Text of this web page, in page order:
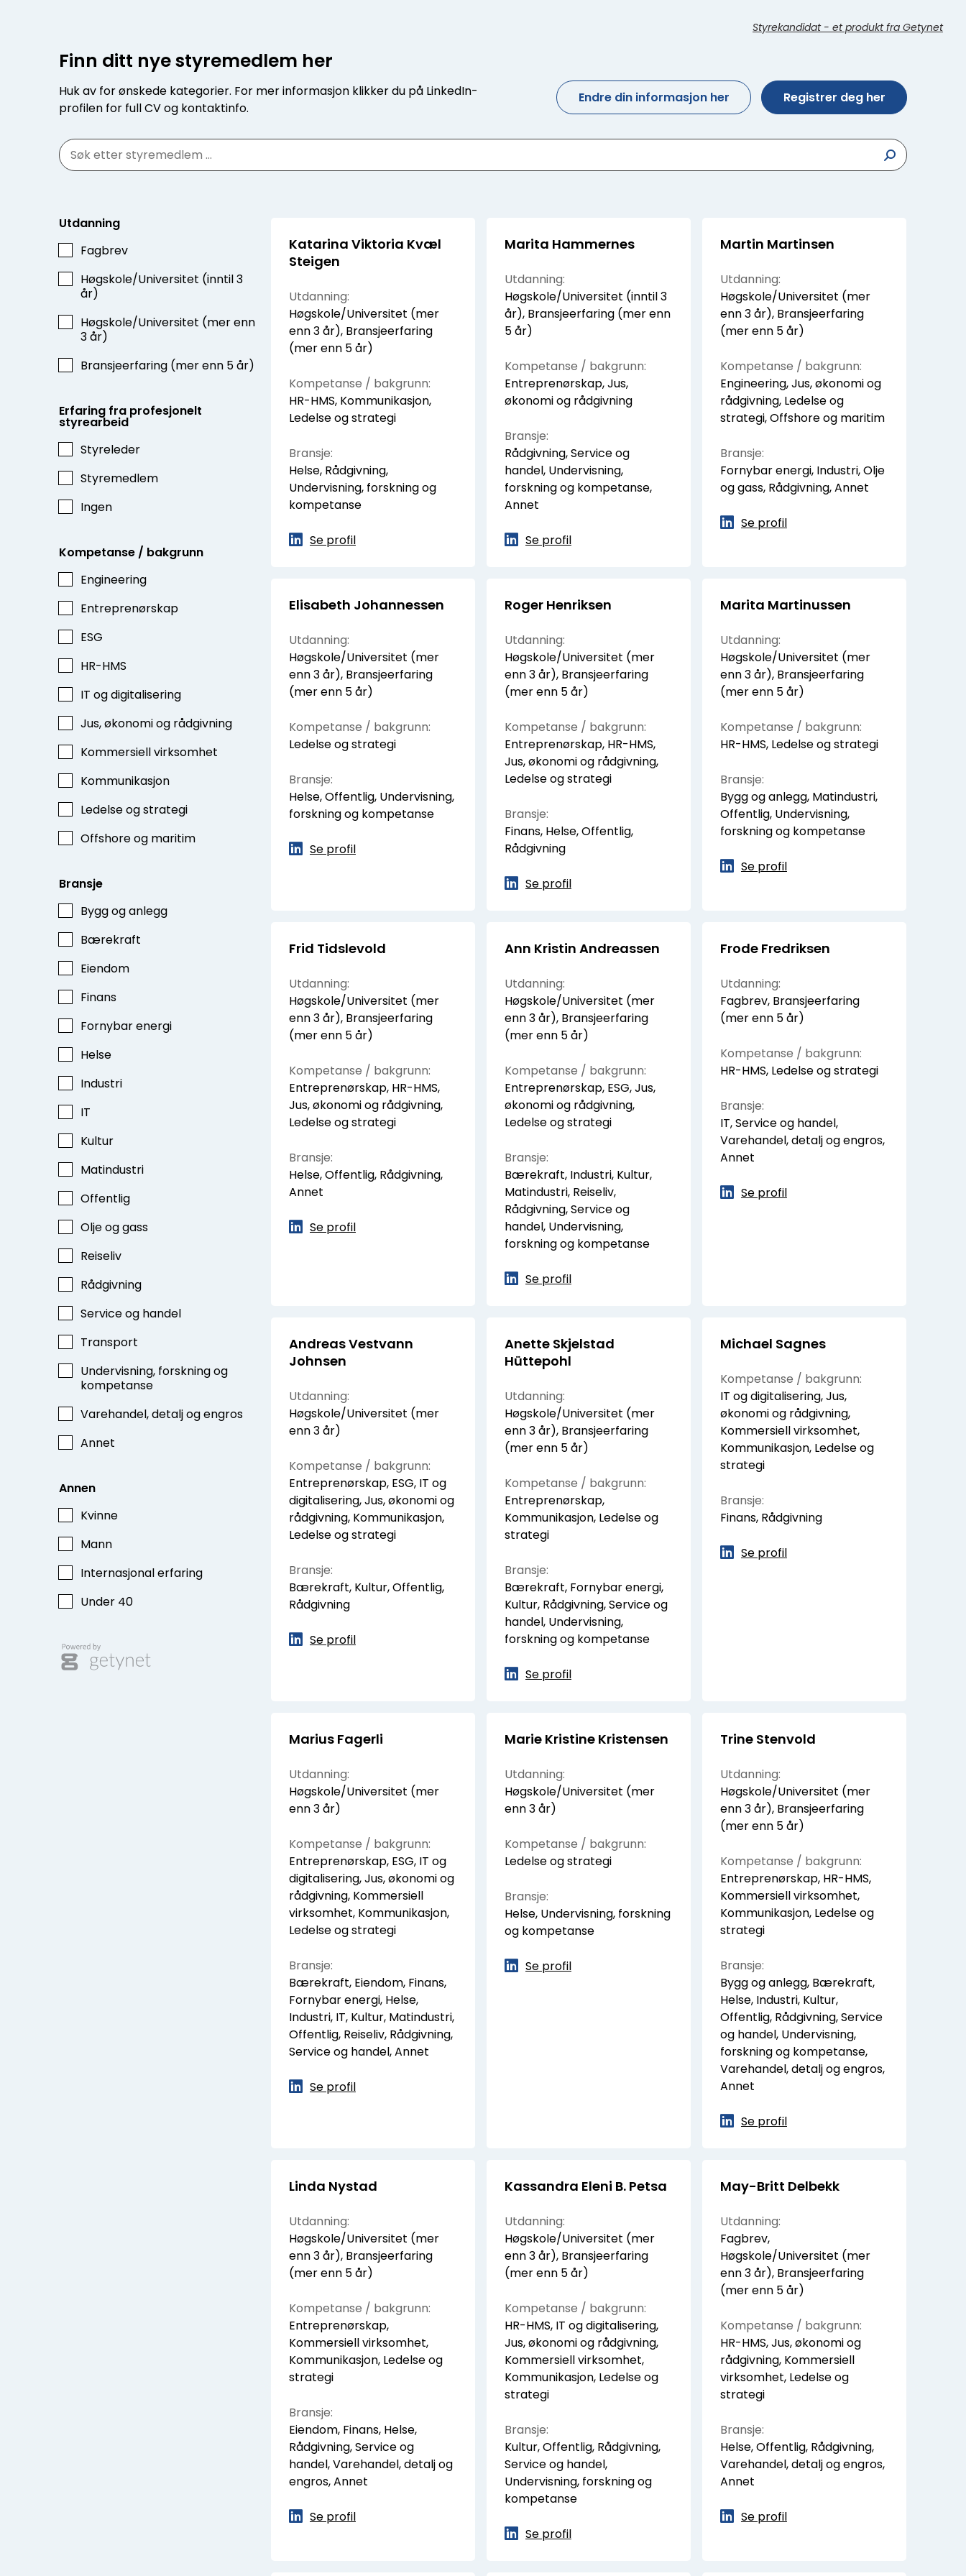
Styrekandidat - et produkt fra Getynet
Endre din informasjon her Registrer deg her
Finn ditt nye styremedlem her
Huk av for ønskede kategorier. For mer informasjon klikker du på LinkedIn-
profilen for full CV og kontaktinfo.
Utdanning
Fagbrev
Høgskole/Universitet (inntil 3
år)
Høgskole/Universitet (mer enn
3 år)
Bransjeerfaring (mer enn 5 år)
Erfaring fra profesjonelt
styrearbeid
Styreleder
Styremedlem
Ingen
Kompetanse / bakgrunn
Engineering
Entreprenørskap
ESG
HR-HMS
IT og digitalisering
Jus, økonomi og rådgivning
Kommersiell virksomhet
Kommunikasjon
Ledelse og strategi
Offshore og maritim
Bransje
Bygg og anlegg
Bærekraft
Eiendom
Finans
Fornybar energi
Helse
Industri
IT
Kultur
Matindustri
Offentlig
Olje og gass
Reiseliv
Rådgivning
Service og handel
Transport
Undervisning, forskning og
kompetanse
Varehandel, detalj og engros
Annet
Annen
Kvinne
Mann
Internasjonal erfaring
Under 40
Katarina Viktoria Kvæl
Steigen
Utdanning:
Høgskole/Universitet (mer
enn 3 år), Bransjeerfaring
(mer enn 5 år)
Kompetanse / bakgrunn:
HR-HMS, Kommunikasjon,
Ledelse og strategi
Bransje:
Helse, Rådgivning,
Undervisning, forskning og
kompetanse
Se profil
Marita Hammernes
Utdanning:
Høgskole/Universitet (inntil 3
år), Bransjeerfaring (mer enn
5 år)
Kompetanse / bakgrunn:
Entreprenørskap, Jus,
økonomi og rådgivning
Bransje:
Rådgivning, Service og
handel, Undervisning,
forskning og kompetanse,
Annet
Se profil
Martin Martinsen
Utdanning:
Høgskole/Universitet (mer
enn 3 år), Bransjeerfaring
(mer enn 5 år)
Kompetanse / bakgrunn:
Engineering, Jus, økonomi og
rådgivning, Ledelse og
strategi, Offshore og maritim
Bransje:
Fornybar energi, Industri, Olje
og gass, Rådgivning, Annet
Se profil
Elisabeth Johannessen
Utdanning:
Høgskole/Universitet (mer
enn 3 år), Bransjeerfaring
(mer enn 5 år)
Kompetanse / bakgrunn:
Ledelse og strategi
Bransje:
Helse, Offentlig, Undervisning,
forskning og kompetanse
Se profil
Roger Henriksen
Utdanning:
Høgskole/Universitet (mer
enn 3 år), Bransjeerfaring
(mer enn 5 år)
Kompetanse / bakgrunn:
Entreprenørskap, HR-HMS,
Jus, økonomi og rådgivning,
Ledelse og strategi
Bransje:
Finans, Helse, Offentlig,
Rådgivning
Se profil
Marita Martinussen
Utdanning:
Høgskole/Universitet (mer
enn 3 år), Bransjeerfaring
(mer enn 5 år)
Kompetanse / bakgrunn:
HR-HMS, Ledelse og strategi
Bransje:
Bygg og anlegg, Matindustri,
Offentlig, Undervisning,
forskning og kompetanse
Se profil
Frid Tidslevold
Utdanning:
Høgskole/Universitet (mer
enn 3 år), Bransjeerfaring
(mer enn 5 år)
Kompetanse / bakgrunn:
Entreprenørskap, HR-HMS,
Jus, økonomi og rådgivning,
Ledelse og strategi
Bransje:
Helse, Offentlig, Rådgivning,
Annet
Se profil
Ann Kristin Andreassen
Utdanning:
Høgskole/Universitet (mer
enn 3 år), Bransjeerfaring
(mer enn 5 år)
Kompetanse / bakgrunn:
Entreprenørskap, ESG, Jus,
økonomi og rådgivning,
Ledelse og strategi
Bransje:
Bærekraft, Industri, Kultur,
Matindustri, Reiseliv,
Rådgivning, Service og
handel, Undervisning,
forskning og kompetanse
Se profil
Frode Fredriksen
Utdanning:
Fagbrev, Bransjeerfaring
(mer enn 5 år)
Kompetanse / bakgrunn:
HR-HMS, Ledelse og strategi
Bransje:
IT, Service og handel,
Varehandel, detalj og engros,
Annet
Se profil
Andreas Vestvann
Johnsen
Utdanning:
Høgskole/Universitet (mer
enn 3 år)
Kompetanse / bakgrunn:
Entreprenørskap, ESG, IT og
digitalisering, Jus, økonomi og
rådgivning, Kommunikasjon,
Ledelse og strategi
Bransje:
Bærekraft, Kultur, Offentlig,
Rådgivning
Se profil
Anette Skjelstad
Hüttepohl
Utdanning:
Høgskole/Universitet (mer
enn 3 år), Bransjeerfaring
(mer enn 5 år)
Kompetanse / bakgrunn:
Entreprenørskap,
Kommunikasjon, Ledelse og
strategi
Bransje:
Bærekraft, Fornybar energi,
Kultur, Rådgivning, Service og
handel, Undervisning,
forskning og kompetanse
Se profil
Michael Sagnes
Kompetanse / bakgrunn:
IT og digitalisering, Jus,
økonomi og rådgivning,
Kommersiell virksomhet,
Kommunikasjon, Ledelse og
strategi
Bransje:
Finans, Rådgivning
Se profil
Marius Fagerli
Utdanning:
Høgskole/Universitet (mer
enn 3 år)
Kompetanse / bakgrunn:
Entreprenørskap, ESG, IT og
digitalisering, Jus, økonomi og
rådgivning, Kommersiell
virksomhet, Kommunikasjon,
Ledelse og strategi
Bransje:
Bærekraft, Eiendom, Finans,
Fornybar energi, Helse,
Industri, IT, Kultur, Matindustri,
Offentlig, Reiseliv, Rådgivning,
Service og handel, Annet
Se profil
Marie Kristine Kristensen
Utdanning:
Høgskole/Universitet (mer
enn 3 år)
Kompetanse / bakgrunn:
Ledelse og strategi
Bransje:
Helse, Undervisning, forskning
og kompetanse
Se profil
Trine Stenvold
Utdanning:
Høgskole/Universitet (mer
enn 3 år), Bransjeerfaring
(mer enn 5 år)
Kompetanse / bakgrunn:
Entreprenørskap, HR-HMS,
Kommersiell virksomhet,
Kommunikasjon, Ledelse og
strategi
Bransje:
Bygg og anlegg, Bærekraft,
Helse, Industri, Kultur,
Offentlig, Rådgivning, Service
og handel, Undervisning,
forskning og kompetanse,
Varehandel, detalj og engros,
Annet
Se profil
Linda Nystad
Utdanning:
Høgskole/Universitet (mer
enn 3 år), Bransjeerfaring
(mer enn 5 år)
Kompetanse / bakgrunn:
Entreprenørskap,
Kommersiell virksomhet,
Kommunikasjon, Ledelse og
strategi
Bransje:
Eiendom, Finans, Helse,
Rådgivning, Service og
handel, Varehandel, detalj og
engros, Annet
Se profil
Kassandra Eleni B. Petsa
Utdanning:
Høgskole/Universitet (mer
enn 3 år), Bransjeerfaring
(mer enn 5 år)
Kompetanse / bakgrunn:
HR-HMS, IT og digitalisering,
Jus, økonomi og rådgivning,
Kommersiell virksomhet,
Kommunikasjon, Ledelse og
strategi
Bransje:
Kultur, Offentlig, Rådgivning,
Service og handel,
Undervisning, forskning og
kompetanse
Se profil
May-Britt Delbekk
Utdanning:
Fagbrev,
Høgskole/Universitet (mer
enn 3 år), Bransjeerfaring
(mer enn 5 år)
Kompetanse / bakgrunn:
HR-HMS, Jus, økonomi og
rådgivning, Kommersiell
virksomhet, Ledelse og
strategi
Bransje:
Helse, Offentlig, Rådgivning,
Varehandel, detalj og engros,
Annet
Se profil